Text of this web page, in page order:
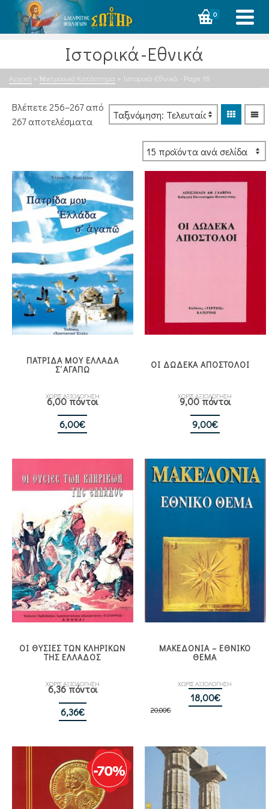
0
Ιστορικά-Εθνικά
Αρχική » Ἠλεκτρονικό Κατάστημα » Ιστορικά-Εθνικά - Page 18
Βλέπετε 256–267 από
267 αποτελέσματαSorted
ΠΑΤΡΙΔΑ ΜΟΥ ΕΛΛΑΔΑ
Σ΄ΑΓΑΠΩ
ΧΩΡΙΣ ΑΞΙΟΛΟΓΗΣΗ
6,00 πόντοι
6,00€
ΟΙ ΔΩΔΕΚΑ ΑΠΟΣΤΟΛΟΙ
ΧΩΡΙΣ ΑΞΙΟΛΟΓΗΣΗ
9,00 πόντοι
9,00€
ΟΙ ΘΥΣΙΕΣ ΤΩΝ ΚΛΗΡΙΚΩΝ
ΤΗΣ ΕΛΛΑΔΟΣ
ΧΩΡΙΣ ΑΞΙΟΛΟΓΗΣΗ
6,36 πόντοι
6,36€
ΜΑΚΕΔΟΝΙΑ – ΕΘΝΙΚΟ
ΘΕΜΑ
ΧΩΡΙΣ ΑΞΙΟΛΟΓΗΣΗ
20,00€
Original
18,00€